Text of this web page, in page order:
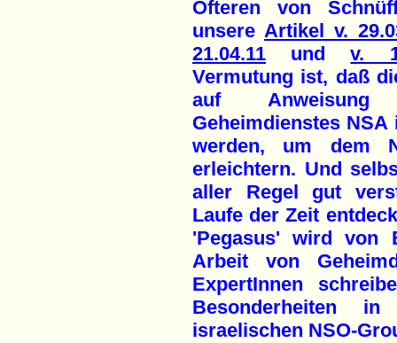
Öfteren von
unsere Artikel v.
21.04.11 undv.
Vermutung ist, daß
auf Anweisung
Geheimdienstes
werden, um dem
erleichtern. Und
aller Regel gut
Laufe der Zeit
'Pegasus' wird von
Arbeit von
ExpertInnen
Besonderheiten
israelischen NSO-